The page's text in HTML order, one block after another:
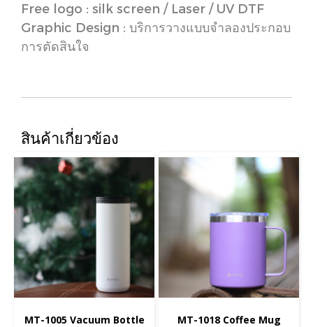
Free logo : silk screen / Laser / UV DTF
Graphic Design : บริการวางแบบจำลองประกอบ
การตัดสินใจ
สินค้าเกี่ยวข้อง
MT-1005 Vacuum Bottle MT-1018 Coffee Mug